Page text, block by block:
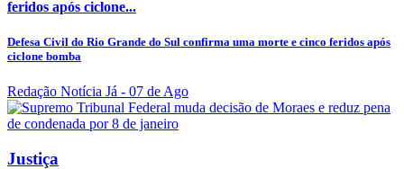
feridos após ciclone...
Defesa Civil do Rio Grande do Sul confirma uma morte e cinco feridos após
ciclone bomba
Redação Notícia Já - 07 de Ago
Justiça